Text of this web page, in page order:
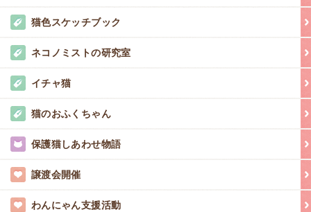
猫色スケッチブック
ネコノミストの研究室
イチャ猫
猫のおふくちゃん
保護猫しあわせ物語
譲渡会開催
わんにゃん支援活動